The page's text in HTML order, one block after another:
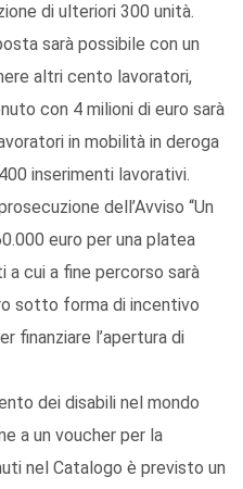
di ulteriori 300 unità.
sarà possibile con un
altri cento lavoratori,
con 4 milioni di euro sarà
in mobilità in deroga
inserimenti lavorativi.
dell’Avviso “Un
euro per una platea
cui a fine percorso sarà
sotto forma di incentivo
finanziare l’apertura di
dei disabili nel mondo
a un voucher per la
nel Catalogo è previsto un